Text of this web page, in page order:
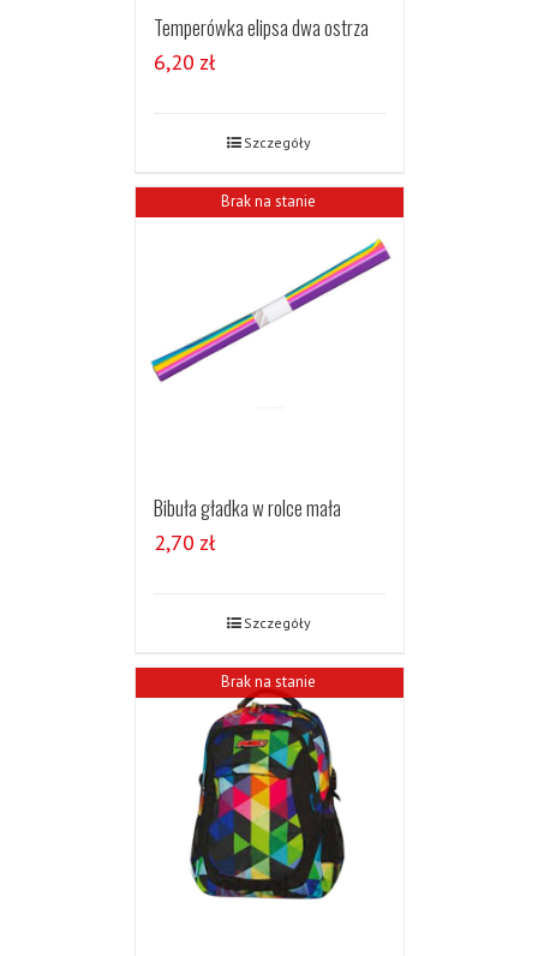
Temperówka elipsa dwa ostrza
6,20 zł
Szczegóły
Brak na stanie
Bibuła gładka w rolce mała
2,70 zł
Szczegóły
Brak na stanie